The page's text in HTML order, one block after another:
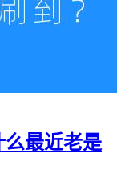
么最近老是